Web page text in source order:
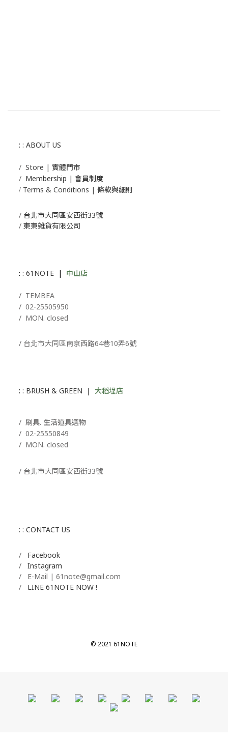
: : ABOUT US
/ Store | 實體門市
/ Membership | 會員制度
/ Terms & Conditions | 條款與細則
/ 台北市大同區安西街33號
/ 東東雜貨有限公司
: : 61NOTE | 中山店
/ TEMBEA
/ 02-25505950
/ MON. closed
/ 台北市大同區南京西路64巷10弄6號
: : BRUSH & GREEN | 大稻埕店
/ 刷具. 生活道具選物
/ 02-25550849
/ MON. closed
/ 台北市大同區安西街33號
: : CONTACT US
/ Facebook
/ Instagram
/ E-Mail | 61note@gmail.com
/ LINE 61NOTE NOW !
© 2021 61NOTE